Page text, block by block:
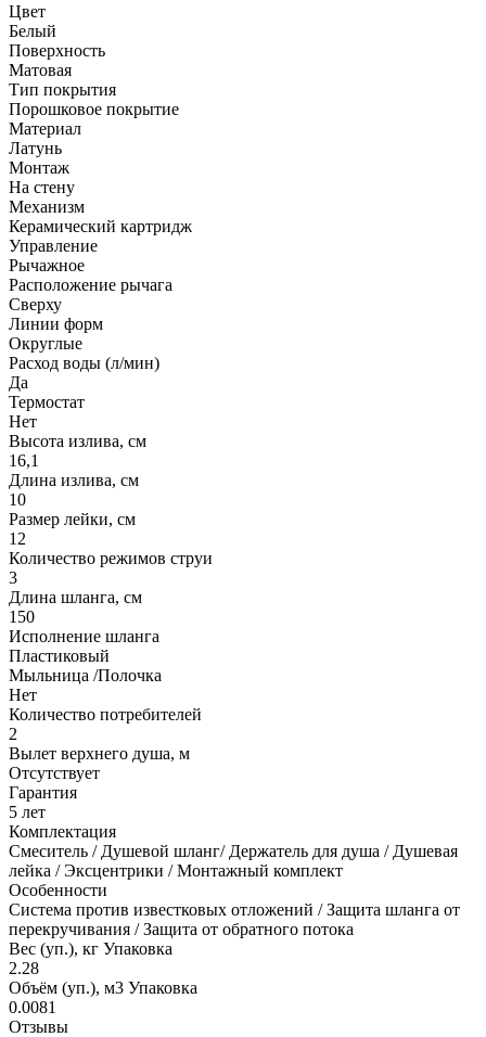
Цвет
Белый
Поверхность
Матовая
Тип покрытия
Порошковое покрытие
Материал
Латунь
Монтаж
На стену
Механизм
Керамический картридж
Управление
Рычажное
Расположение рычага
Сверху
Линии форм
Округлые
Расход воды (л/мин)
Да
Термостат
Нет
Высота излива, см
16,1
Длина излива, см
10
Размер лейки, см
12
Количество режимов струи
3
Длина шланга, см
150
Исполнение шланга
Пластиковый
Мыльница /Полочка
Нет
Количество потребителей
2
Вылет верхнего душа, м
Отсутствует
Гарантия
5 лет
Комплектация
Смеситель / Душевой шланг/ Держатель для душа / Душевая
лейка / Эксцентрики / Монтажный комплект
Особенности
Система против известковых отложений / Защита шланга от
перекручивания / Защита от обратного потока
Вес (уп.), кг Упаковка
2.28
Объём (уп.), м3 Упаковка
0.0081
Отзывы